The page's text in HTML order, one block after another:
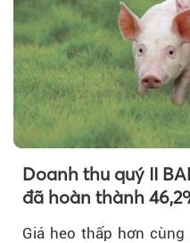
Doanh thu quý II
đã hoàn thành
Giá heo thấp hơn